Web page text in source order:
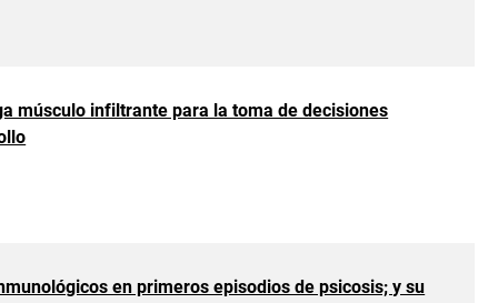
músculo infiltrante para la toma de decisiones
en primeros episodios de psicosis; y su